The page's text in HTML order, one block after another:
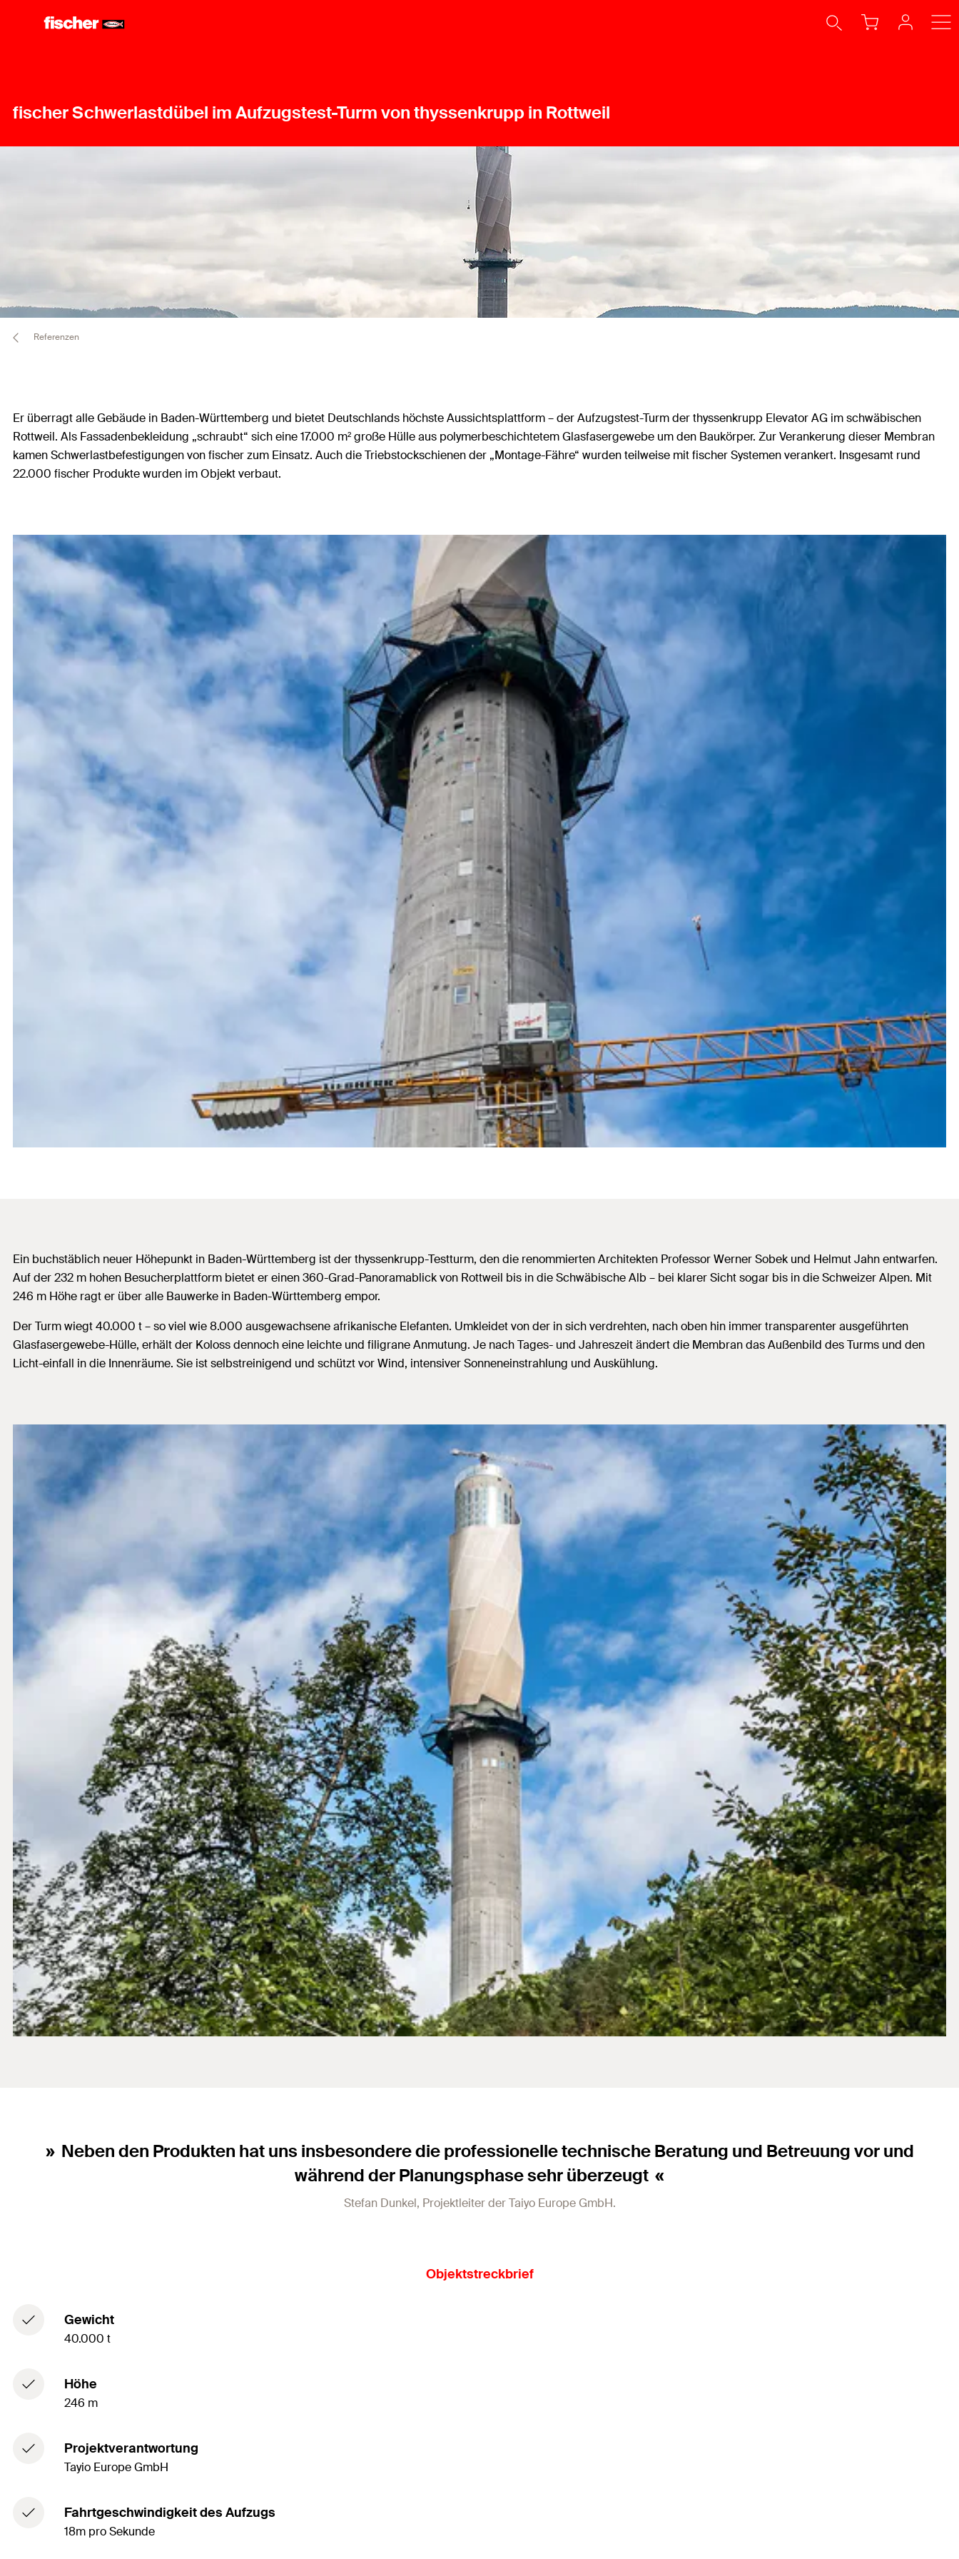
fischer Schwerlastdübel im Aufzugstest-Turm von thyssenkrupp in Rottweil
Referenzen
Er überragt alle Gebäude in Baden-Württemberg und bietet Deutschlands höchste Aussichtsplattform – der Aufzugstest-Turm der thyssenkrupp Elevator AG im schwäbischen
Rottweil. Als Fassadenbekleidung „schraubt“ sich eine 17.000 m² große Hülle aus polymerbeschichtetem Glasfasergewebe um den Baukörper. Zur Verankerung dieser Membran
kamen Schwerlastbefestigungen von fischer zum Einsatz. Auch die Triebstockschienen der „Montage-Fähre“ wurden teilweise mit fischer Systemen verankert. Insgesamt rund
22.000 fischer Produkte wurden im Objekt verbaut.
Ein buchstäblich neuer Höhepunkt in Baden-Württemberg ist der thyssenkrupp-Testturm, den die renommierten Architekten Professor Werner Sobek und Helmut Jahn entwarfen.
Auf der 232 m hohen Besucherplattform bietet er einen 360-Grad-Panoramablick von Rottweil bis in die Schwäbische Alb – bei klarer Sicht sogar bis in die Schweizer Alpen. Mit
246 m Höhe ragt er über alle Bauwerke in Baden-Württemberg empor.
Der Turm wiegt 40.000 t – so viel wie 8.000 ausgewachsene afrikanische Elefanten. Umkleidet von der in sich verdrehten, nach oben hin immer transparenter ausgeführten
Glasfasergewebe-Hülle, erhält der Koloss dennoch eine leichte und filigrane Anmutung. Je nach Tages- und Jahreszeit ändert die Membran das Außenbild des Turms und den
Licht-einfall in die Innenräume. Sie ist selbstreinigend und schützt vor Wind, intensiver Sonneneinstrahlung und Auskühlung.
Neben den Produkten hat uns insbesondere die professionelle technische Beratung und Betreuung vor und
während der Planungsphase sehr überzeugt
Stefan Dunkel, Projektleiter der Taiyo Europe GmbH.
Objektstreckbrief
Gewicht
40.000 t
Höhe
246 m
Projektverantwortung
Tayio Europe GmbH
Fahrtgeschwindigkeit des Aufzugs
18m pro Sekunde